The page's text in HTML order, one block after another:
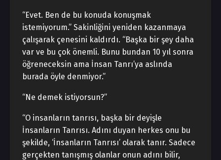
“Evet. Ben de bu konuda konuşmak
istemiyorum.” Sakinliğini yeniden kazanmaya
çalışarak çenesini kaldırdı. “Başka bir şey daha
var ve bu çok önemli. Bunu bundan 10 yıl sonra
öğreneceksin ama İnsan Tanrı’ya aslında
burada öyle denmiyor.”
“Ne demek istiyorsun?”
“O insanların tanrısı, başka bir deyişle
İnsanların Tanrısı. Adını duyan herkes onu bu
şekilde, ‘İnsanların Tanrısı’ olarak tanır. Sadece
gerçekten tanışmış olanlar onun adını bilir,